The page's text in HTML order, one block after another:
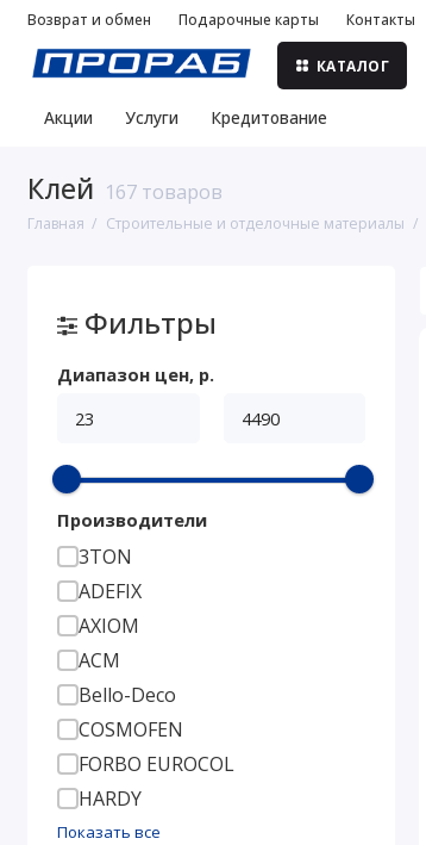
Возврат и обмен Подарочные карты Контакты
КАТАЛОГ
Акции Услуги Кредитование
Клей 167 товаров
Главная Строительные и отделочные материалы
Фильтры
Диапазон цен, р.
Производители
3TON
ADEFIX
AXIOM
AСМ
Bello-Deco
COSMOFEN
FORBO EUROCOL
HARDY
Показать все